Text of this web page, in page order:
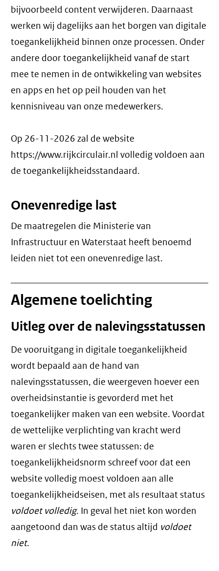
bijvoorbeeld content verwijderen. Daarnaast
werken wij dagelijks aan het borgen van digitale
toegankelijkheid binnen onze processen. Onder
andere door toegankelijkheid vanaf de start
mee te nemen in de ontwikkeling van websites
en apps en het op peil houden van het
kennisniveau van onze medewerkers.
Op 26-11-2026 zal de website
https://www.rijkcirculair.nl volledig voldoen aan
de toegankelijkheidsstandaard.
Onevenredige last
De maatregelen die Ministerie van
Infrastructuur en Waterstaat heeft benoemd
leiden niet tot een onevenredige last.
Algemene toelichting
Uitleg over de nalevingsstatussen
De vooruitgang in digitale toegankelijkheid
wordt bepaald aan de hand van
nalevingsstatussen, die weergeven hoever een
overheidsinstantie is gevorderd met het
toegankelijker maken van een website. Voordat
de wettelijke verplichting van kracht werd
waren er slechts twee statussen: de
toegankelijkheidsnorm schreef voor dat een
website volledig moest voldoen aan alle
toegankelijkheidseisen, met als resultaat status
voldoet volledig. In geval het niet kon worden
aangetoond dan was de status altijd voldoet
niet.